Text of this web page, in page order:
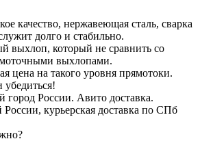
качество, нержавеющая сталь, сварка
долго и стабильно.
выхлоп, который не сравнить со
выхлопами.
цена на такого уровня прямотоки.
город России. Авито доставка.
России, курьерская доставка по СПб